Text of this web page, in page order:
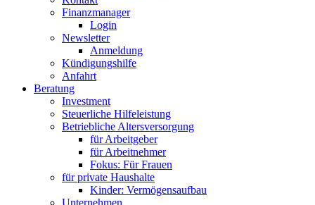
Finanzmanager
Login
Newsletter
Anmeldung
Kündigungshilfe
Anfahrt
Beratung
Investment
Steuerliche Hilfeleistung
Betriebliche Altersversorgung
für Arbeitgeber
für Arbeitnehmer
Fokus: Für Frauen
für private Haushalte
Kinder: Vermögensaufbau
Unternehmen